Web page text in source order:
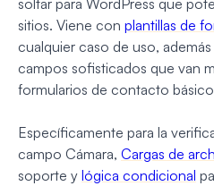
sitios. Viene con plantillas de
cualquier caso de uso,
campos sofisticados que van
formularios de contacto
Específicamente para la
campo Cámara, Cargas de
soporte y lógica condicional